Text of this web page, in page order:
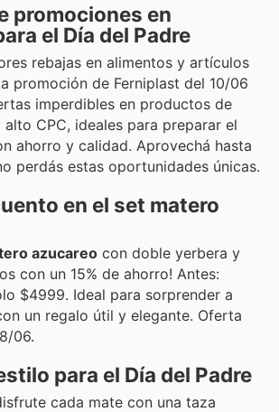
promociones en
el Día del Padre
rebajas en alimentos y artículos
promoción de Ferniplast del 10/06
imperdibles en productos de
CPC, ideales para preparar el
ahorro y calidad. Aprovechá hasta
perdás estas oportunidades únicas.
en el set matero
azucareo con doble yerbera y
con un 15% de ahorro! Antes:
$4999. Ideal para sorprender a
un regalo útil y elegante. Oferta
06.
para el Día del Padre
cada mate con una taza